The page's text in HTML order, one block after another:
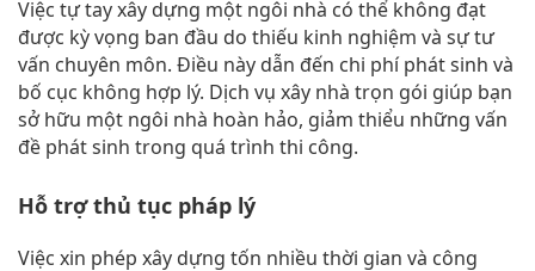
Việc tự tay xây dựng một ngôi nhà có thể không đạt
được kỳ vọng ban đầu do thiếu kinh nghiệm và sự tư
vấn chuyên môn. Điều này dẫn đến chi phí phát sinh và
bố cục không hợp lý. Dịch vụ xây nhà trọn gói giúp bạn
sở hữu một ngôi nhà hoàn hảo, giảm thiểu những vấn
đề phát sinh trong quá trình thi công.
Hỗ trợ thủ tục pháp lý
Việc xin phép xây dựng tốn nhiều thời gian và công